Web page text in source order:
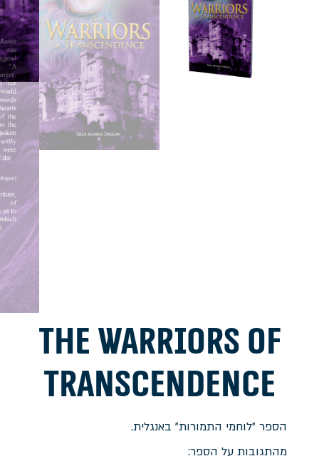
The Warriors of
Transcendence
הספר "לוחמי התמורות" באנגלית.
מהתגובות על הספר: